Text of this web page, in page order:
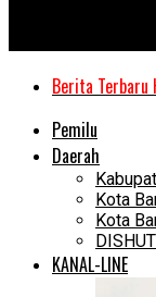
Berita Terbaru
Pemilu
Daerah
Kota
Kota
KANAL-LINE